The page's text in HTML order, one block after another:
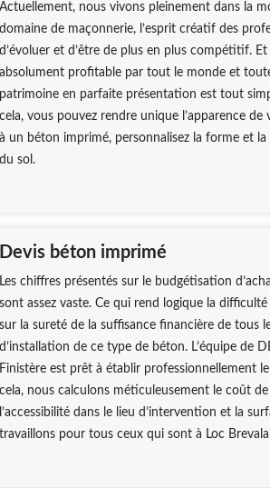
Actuellement, nous vivons pleinement dans la
domaine de maçonnerie, l’esprit créatif des
d’évoluer et d’être de plus en plus compétitif.
absolument profitable par tout le monde et
patrimoine en parfaite présentation est tout
cela, vous pouvez rendre unique l’apparence
à un béton imprimé, personnalisez la forme et
du sol.
Devis béton imprimé
Les chiffres présentés sur le budgétisation
sont assez vaste. Ce qui rend logique la
sur la sureté de la suffisance financière de tous
d’installation de ce type de béton. L’équipe de
Finistère est prêt à établir professionnellement
cela, nous calculons méticuleusement le coût
l’accessibilité dans le lieu d’intervention et la
travaillons pour tous ceux qui sont à Loc